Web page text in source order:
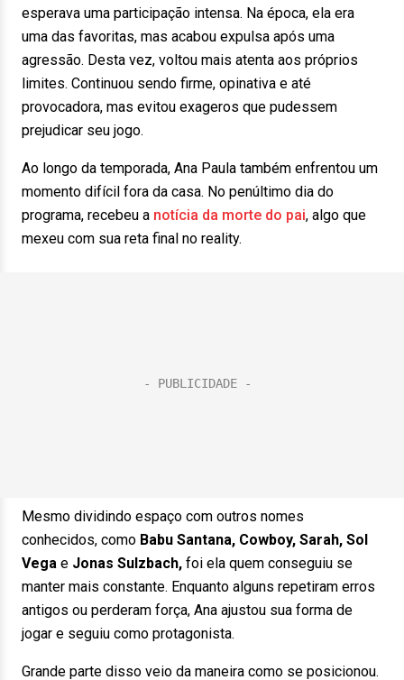
esperava uma participação intensa. Na época, ela era
uma das favoritas, mas acabou expulsa após uma
agressão. Desta vez, voltou mais atenta aos próprios
limites. Continuou sendo firme, opinativa e até
provocadora, mas evitou exageros que pudessem
prejudicar seu jogo.
Ao longo da temporada, Ana Paula também enfrentou um
momento difícil fora da casa. No penúltimo dia do
programa, recebeu a notícia da morte do pai, algo que
mexeu com sua reta final no reality.
Mesmo dividindo espaço com outros nomes
conhecidos, como Babu Santana, Cowboy, Sarah, Sol
Vega e Jonas Sulzbach, foi ela quem conseguiu se
manter mais constante. Enquanto alguns repetiram erros
antigos ou perderam força, Ana ajustou sua forma de
jogar e seguiu como protagonista.
Grande parte disso veio da maneira como se posicionou.